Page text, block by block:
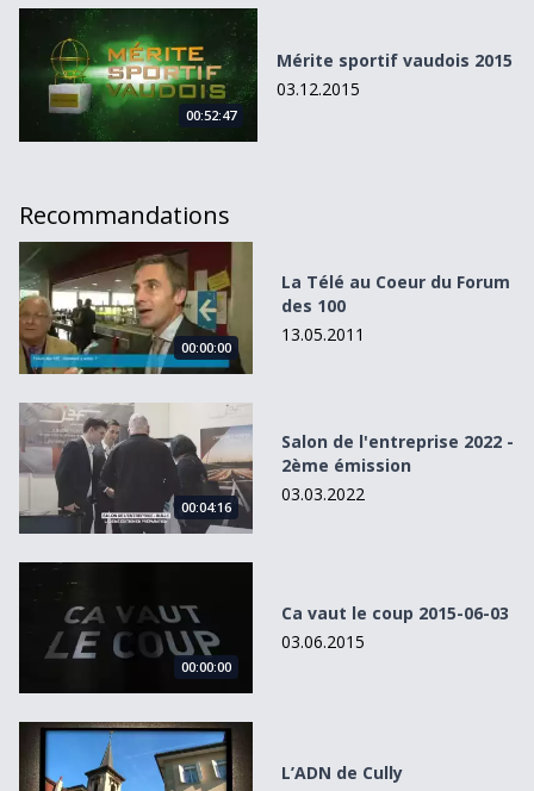
Mérite sportif vaudois 2015
00:52:47
Mérite sportif vaudois 2015
03.12.2015
Recommandations
La Télé au Coeur du Forum des 100
00:00:00
La Télé au Coeur du Forum
des 100
13.05.2011
Salon de l&#039;entreprise 2022 - 2ème émission
00:04:16
Salon de l'entreprise 2022 -
2ème émission
03.03.2022
Ca vaut le coup 2015-06-03
00:00:00
Ca vaut le coup 2015-06-03
03.06.2015
L’ADN de Cully
L’ADN de Cully